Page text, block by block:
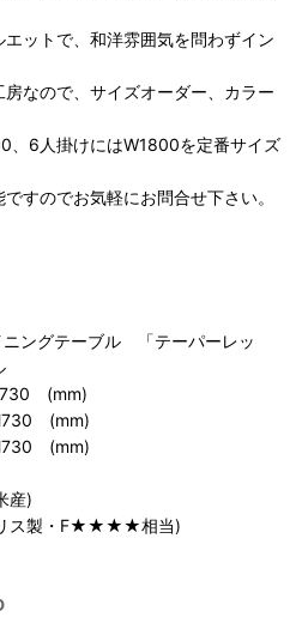
ットで、和洋雰囲気を問わずイン
なので、サイズオーダー、カラー
6人掛けにはW1800を定番サイズ
すのでお気軽にお問合せ下さい。
ングテーブル 「テーパーレッ
(mm)
(mm)
(mm)
産)
ス製・F★★★★相当)